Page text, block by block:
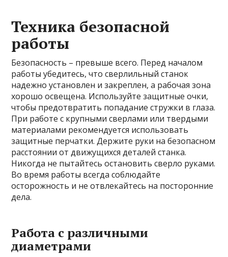
Техника безопасной
работы
Безопасность – превыше всего. Перед началом
работы убедитесь, что сверлильный станок
надежно установлен и закреплен, а рабочая зона
хорошо освещена. Используйте защитные очки,
чтобы предотвратить попадание стружки в глаза.
При работе с крупными сверлами или твердыми
материалами рекомендуется использовать
защитные перчатки. Держите руки на безопасном
расстоянии от движущихся деталей станка.
Никогда не пытайтесь остановить сверло руками.
Во время работы всегда соблюдайте
осторожность и не отвлекайтесь на посторонние
дела.
Работа с различными
диаметрами